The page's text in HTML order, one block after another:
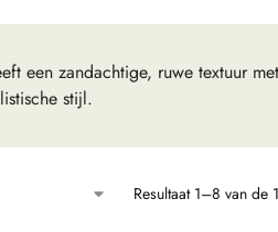
een zandachtige, ruwe textuur
stijl.
Resultaat 1–8 van de